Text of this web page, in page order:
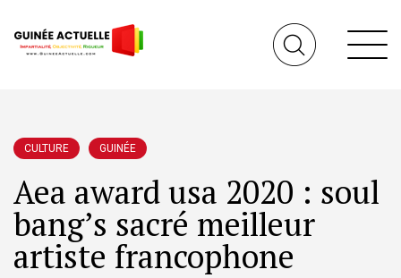
CULTURE GUINÉE
Aea award usa 2020 : soul
bang’s sacré meilleur
artiste francophone